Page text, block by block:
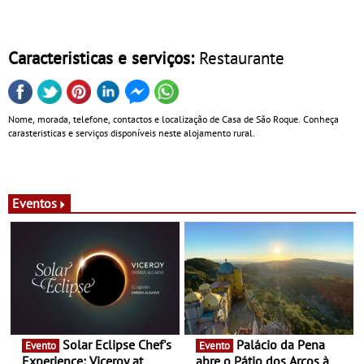
Caracteristicas e serviços: Restaurante
Nome, morada, telefone, contactos e localização de Casa de São Roque. Conheça
carasteristicas e serviços disponíveis neste alojamento rural.
Eventos
Evento Evento